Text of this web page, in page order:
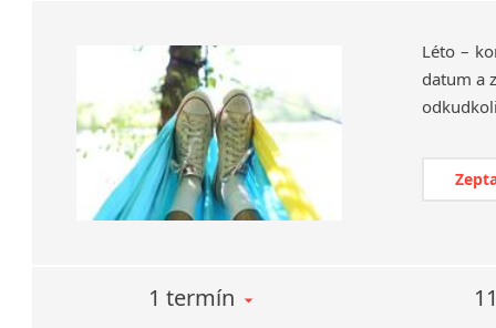
Léto –
datum a
1 termín